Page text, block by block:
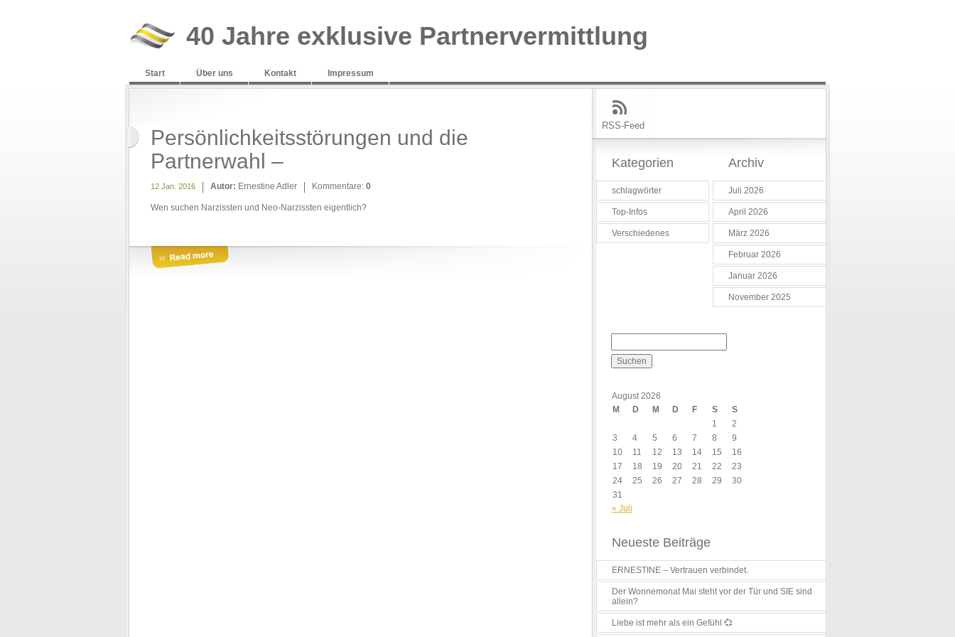
40 Jahre exklusive Partnervermittlung
Start Über uns Kontakt Impressum
Persönlichkeitsstörungen und die
Partnerwahl –
12 Jan. 2016 Autor: Ernestine Adler Kommentare: 0
Wen suchen Narzissten und Neo-Narzissten eigentlich?
RSS-Feed
Kategorien
schlagwörter
Top-Infos
Verschiedenes
Archiv
Juli 2026
April 2026
März 2026
Februar 2026
Januar 2026
November 2025
August 2026
M
D M D F S
S
1
2
3
4 5 6 7 8
9
10
11 12 13 14 15
16
17
18 19 20 21 22
23
24
25 26 27 28 29
30
31
« Juli
Neueste Beiträge
ERNESTINE – Vertrauen verbindet.
Der Wonnemonat Mai steht vor der Tür und SIE sind
allein?
Liebe ist mehr als ein Gefühl 💞